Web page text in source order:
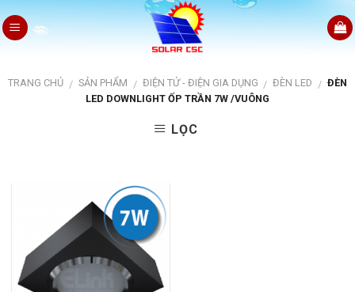
Skip
to
TRANG CHỦ / SẢN PHẨM / ĐIỆN TỬ - ĐIỆN GIA DỤNG / ĐÈN LED / ĐÈN
LED DOWNLIGHT ỐP TRẦN 7W /VUÔNG
LỌC